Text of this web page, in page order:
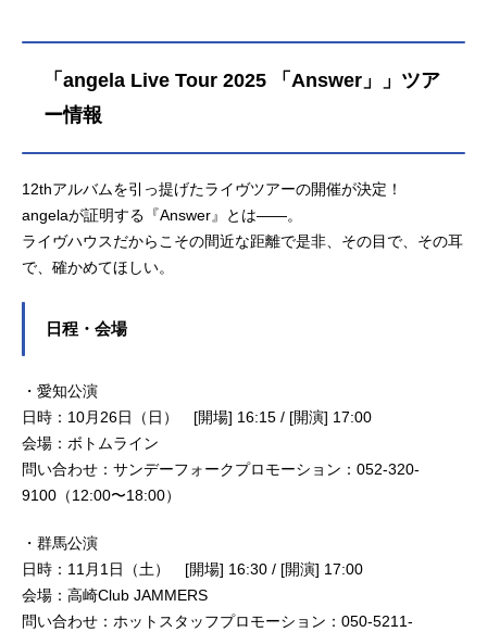
「angela Live Tour 2025 「Answer」」ツア
ー情報
12thアルバムを引っ提げたライヴツアーの開催が決定！
angelaが証明する『Answer』とは――。
ライヴハウスだからこその間近な距離で是非、その目で、その耳
で、確かめてほしい。
日程・会場
・愛知公演
日時：10月26日（日） [開場] 16:15 / [開演] 17:00
会場：ボトムライン
問い合わせ：サンデーフォークプロモーション：052-320-
9100（12:00〜18:00）
・群馬公演
日時：11月1日（土） [開場] 16:30 / [開演] 17:00
会場：高崎Club JAMMERS
問い合わせ：ホットスタッフプロモーション：050-5211-